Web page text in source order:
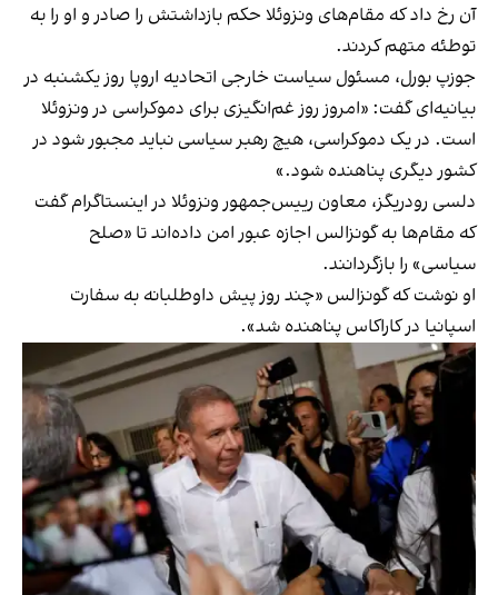
آن رخ داد که مقام‌های ونزوئلا حکم بازداشتش را صادر و او را به
توطئه متهم کردند.
جوزپ بورل، مسئول سیاست خارجی اتحادیه اروپا روز یکشنبه در
بیانیه‌ای گفت: «امروز روز غم‌انگیزی برای دموکراسی در ونزوئلا
است. در یک دموکراسی، هیچ رهبر سیاسی نباید مجبور شود در
کشور دیگری پناهنده شود.»
دلسی رودریگز، معاون رییس‌جمهور ونزوئلا در اینستاگرام گفت
که مقام‌ها به گونزالس اجازه عبور امن داده‌اند تا «صلح
سیاسی» را بازگردانند.
او نوشت که گونزالس «چند روز پیش داوطلبانه به سفارت
اسپانیا در کاراکاس پناهنده شد».